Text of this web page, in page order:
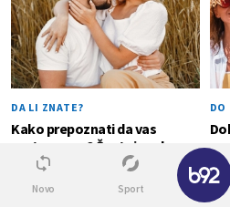
DA LI ZNATE?
Kako prepoznati da vas
partner vara? Šest signala
otkrivaju preljubu
DO
Novo Sport
✕